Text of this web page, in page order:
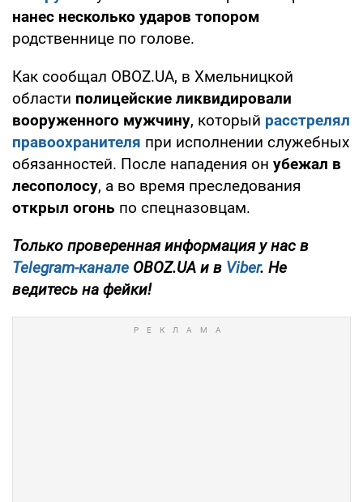
нанес несколько ударов топором
родственнице по голове.
Как сообщал OBOZ.UA, в Хмельницкой
области полицейские ликвидировали
вооруженного мужчину, который расстрелял
правоохранителя при исполнении служебных
обязанностей. После нападения он убежал в
лесополосу, а во время преследования
открыл огонь по спецназовцам.
Только проверенная информация у нас в
Telegram-канале OBOZ.UA и в Viber. Не
ведитесь на фейки!